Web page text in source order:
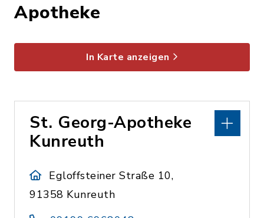
Apotheke
In Karte anzeigen
St. Georg-Apotheke
Kunreuth
Egloffsteiner Straße 10,
91358 Kunreuth